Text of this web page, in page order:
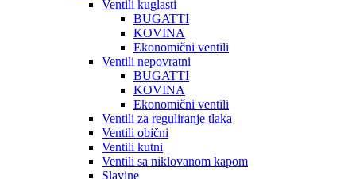
Ventili kuglasti
BUGATTI
KOVINA
Ekonomični ventili
Ventili nepovratni
BUGATTI
KOVINA
Ekonomični ventili
Ventili za reguliranje tlaka
Ventili obični
Ventili kutni
Ventili sa niklovanom kapom
Slavine